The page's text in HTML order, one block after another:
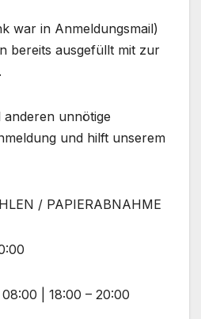
war in Anmeldungsmail)
bereits ausgefüllt mit zur
unnötige
und hilft unserem
/ PAPIERABNAHME
| 18:00 – 20:00